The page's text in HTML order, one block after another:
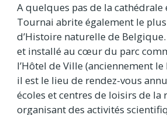
A quelques pas de la
Tournai abrite également le
d’Histoire naturelle de
et installé au cœur du parc
l’Hôtel de Ville (anciennement le
il est le lieu de rendez-vous
écoles et centres de loisirs de la
organisant des activités